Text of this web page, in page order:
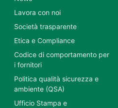
Lavora con noi
Società trasparente
Etica e Compliance
Codice di comportamento per
i fornitori
Politica qualità sicurezza e
ambiente (QSA)
Ufficio Stampa e